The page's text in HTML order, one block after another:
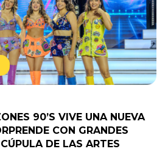
90’S VIVE UNA NUEVA
CON GRANDES
DE LAS ARTES